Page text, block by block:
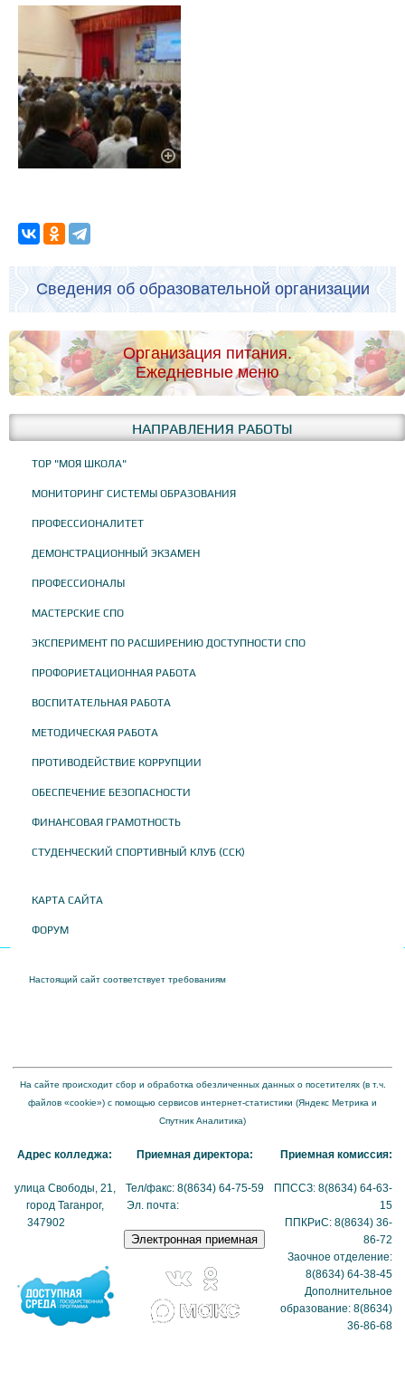
Сведения об образовательной организации
Организация питания.
Ежедневные меню
НАПРАВЛЕНИЯ РАБОТЫ
ТОР "МОЯ ШКОЛА"
МОНИТОРИНГ СИСТЕМЫ ОБРАЗОВАНИЯ
ПРОФЕССИОНАЛИТЕТ
ДЕМОНСТРАЦИОННЫЙ ЭКЗАМЕН
ПРОФЕССИОНАЛЫ
МАСТЕРСКИЕ СПО
ЭКСПЕРИМЕНТ ПО РАСШИРЕНИЮ ДОСТУПНОСТИ СПО
ПРОФОРИЕТАЦИОННАЯ РАБОТА
ВОСПИТАТЕЛЬНАЯ РАБОТА
МЕТОДИЧЕСКАЯ РАБОТА
ПРОТИВОДЕЙСТВИЕ КОРРУПЦИИ
ОБЕСПЕЧЕНИЕ БЕЗОПАСНОСТИ
ФИНАНСОВАЯ ГРАМОТНОСТЬ
СТУДЕНЧЕСКИЙ СПОРТИВНЫЙ КЛУБ (ССК)
КАРТА САЙТА
ФОРУМ
Настоящий сайт соответствует требованиям
На сайте происходит сбор и обработка обезличенных данных о посетителях (в т.ч.
файлов «cookie») с помощью сервисов интернет-статистики (Яндекс Метрика и
Спутник Аналитика)
Адрес колледжа:
улица Свободы, 21,
город Таганрог,
347902
Приемная директора:
Тел/факс: 8(8634) 64-75-59
Эл. почта:
Приемная комиссия:
ППССЗ: 8(8634) 64-63-
15
ППКРиС: 8(8634) 36-
86-72
Заочное отделение:
8(8634) 64-38-45
Дополнительное
образование: 8(8634)
36-86-68